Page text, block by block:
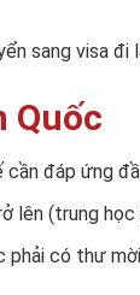
sang visa đi
Quốc
đáp ứng
lên (trung
có thư